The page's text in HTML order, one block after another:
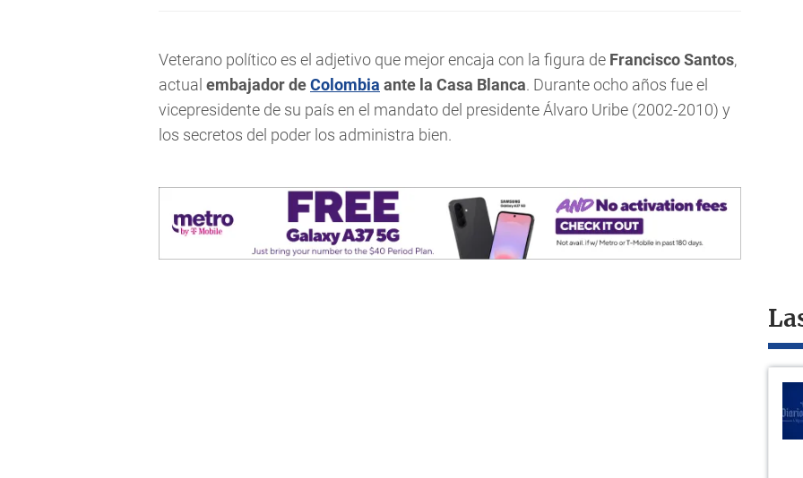
Veterano político es el adjetivo que mejor encaja con la figura de Francisco Santos,
actual embajador deColombia ante la Casa Blanca. Durante ocho años fue el
vicepresidente de su país en el mandato del presidente Álvaro Uribe (2002-2010) y
los secretos del poder los administra bien.